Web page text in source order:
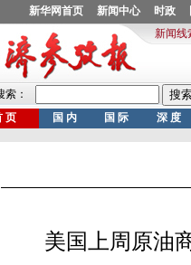
美国上周原油商